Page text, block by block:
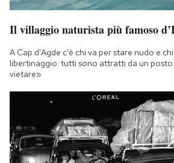
Il villaggio naturista più famoso
A Cap d'Agde c'è chi va per stare nudo e
libertinaggio: tutti sono attratti da un
vietare»